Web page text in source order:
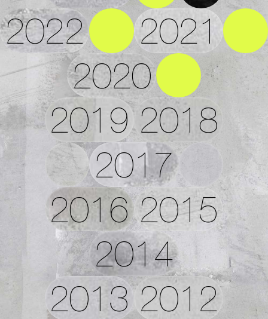
2022
2021
2020
2019 2018
2017
2016 2015
2014
2013 2012